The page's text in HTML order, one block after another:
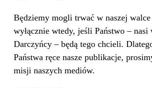
Będziemy mogli trwać w naszej
wyłącznie wtedy, jeśli Państwo –
Darczyńcy – będą tego chcieli.
Państwa ręce nasze publikacje,
misji naszych mediów.